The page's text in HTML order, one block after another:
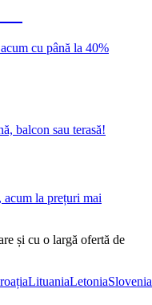
cu până la 40%
balcon sau terasă!
acum la prețuri mai
și cu o largă ofertă de
LituaniaLetoniaSlovenia